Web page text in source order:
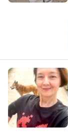
B